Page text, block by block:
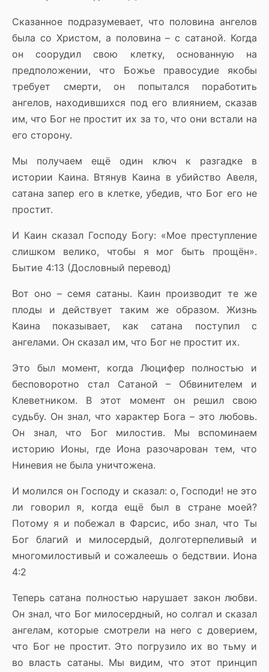
Сказанное подразумевает, что половина ангелов
была со Христом, а половина – с сатаной. Когда
он соорудил свою клетку, основанную на
предположении, что Божье правосудие якобы
требует смерти, он попытался поработить
ангелов, находившихся под его влиянием, сказав
им, что Бог не простит их за то, что они встали на
его сторону.
Мы получаем ещё один ключ к разгадке в
истории Каина. Втянув Каина в убийство Авеля,
сатана запер его в клетке, убедив, что Бог его не
простит.
И Каин сказал Господу Богу: «Мое преступление
слишком велико, чтобы я мог быть прощён».
Бытие 4:13 (Дословный перевод)
Вот оно – семя сатаны. Каин производит те же
плоды и действует таким же образом. Жизнь
Каина показывает, как сатана поступил с
ангелами. Он сказал им, что Бог не простит их.
Это был момент, когда Люцифер полностью и
бесповоротно стал Сатаной – Обвинителем и
Клеветником. В этот момент он решил свою
судьбу. Он знал, что характер Бога – это любовь.
Он знал, что Бог милостив. Мы вспоминаем
историю Ионы, где Иона разочарован тем, что
Ниневия не была уничтожена.
И молился он Господу и сказал: о, Господи! не это
ли говорил я, когда ещё был в стране моей?
Потому я и побежал в Фарсис, ибо знал, что Ты
Бог благий и милосердый, долготерпеливый и
многомилостивый и сожалеешь о бедствии. Иона
4:2
Теперь сатана полностью нарушает закон любви.
Он знал, что Бог милосердный, но солгал и сказал
ангелам, которые смотрели на него с доверием,
что Бог не простит. Это погрузило их во тьму и
во власть сатаны. Мы видим, что этот принцип